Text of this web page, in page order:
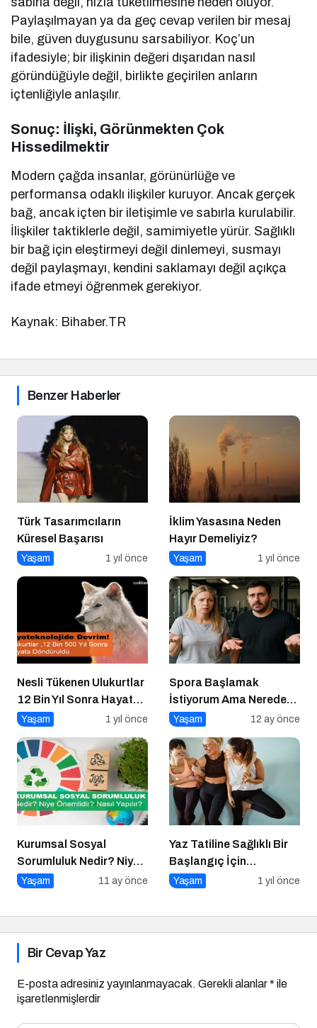
Paylaşılmayan ya da geç cevap verilen bir mesaj
bile, güven duygusunu sarsabiliyor. Koç’un
ifadesiyle; bir ilişkinin değeri dışarıdan nasıl
göründüğüyle değil, birlikte geçirilen anların
içtenliğiyle anlaşılır.
Sonuç: İlişki, Görünmekten Çok
Hissedilmektir
Modern çağda insanlar, görünürlüğe ve
performansa odaklı ilişkiler kuruyor. Ancak gerçek
bağ, ancak içten bir iletişimle ve sabırla kurulabilir.
İlişkiler taktiklerle değil, samimiyetle yürür. Sağlıklı
bir bağ için eleştirmeyi değil dinlemeyi, susmayı
değil paylaşmayı, kendini saklamayı değil açıkça
ifade etmeyi öğrenmek gerekiyor.
Kaynak: Bihaber.TR
Benzer Haberler
Türk Tasarımcıların
Küresel Başarısı
Yaşam 1 yıl önce
İklim Yasasına Neden
Hayır Demeliyiz?
Yaşam 1 yıl önce
Nesli Tükenen Ulukurtlar
12 Bin Yıl Sonra Hayata
Döndürüldü
Yaşam 1 yıl önce
Spora Başlamak
İstiyorum Ama Nereden
Başlayacağımı
Yaşam 12 ay önce
Kurumsal Sosyal
Sorumluluk Nedir? Niye
Önemlidir? Kurumsal
Yaşam 11 ay önce
Yaz Tatiline Sağlıklı Bir
Başlangıç İçin
Beslenme
Yaşam 1 yıl önce
Bir Cevap Yaz
E-posta adresiniz yayınlanmayacak. Gerekli alanlar* ile
işaretlenmişlerdir